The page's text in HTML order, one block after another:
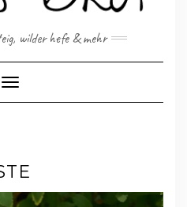
wilder hefe & mehr
Toggle Navigation